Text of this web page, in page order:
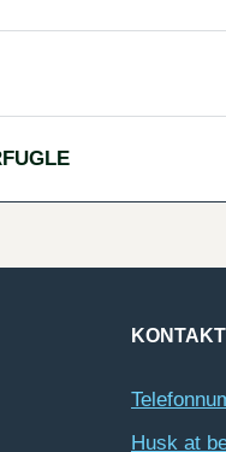
Husk at